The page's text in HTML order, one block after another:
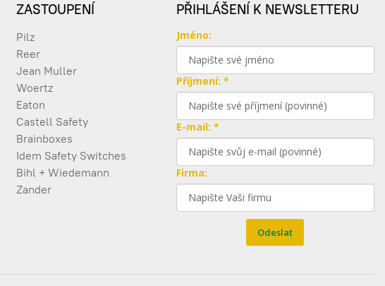
ZASTOUPENÍ
Pilz
Reer
Jean Muller
Woertz
Eaton
Castell Safety
Brainboxes
Idem Safety Switches
Bihl + Wiedemann
Zander
PŘIHLÁŠENÍ K NEWSLETTERU
Jméno:
Přijmení: *
E-mail: *
Firma:
Odeslat